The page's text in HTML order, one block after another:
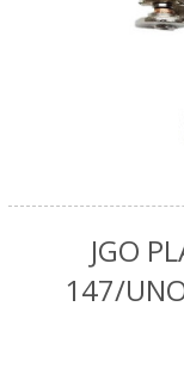
JGO
147/